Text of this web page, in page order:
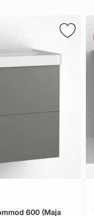
600 (Maja